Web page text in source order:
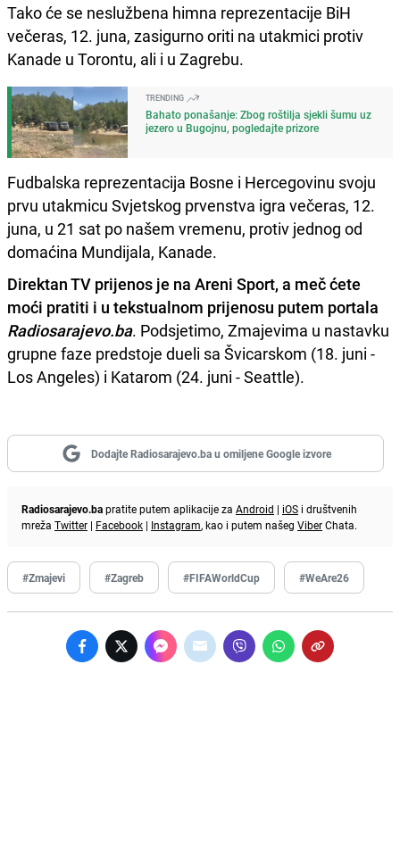
Tako će se neslužbena himna reprezentacije BiH
večeras, 12. juna, zasigurno oriti na utakmici protiv
Kanade u Torontu, ali i u Zagrebu.
TRENDING
Bahato ponašanje: Zbog roštilja sjekli šumu uz
jezero u Bugojnu, pogledajte prizore
Fudbalska reprezentacija Bosne i Hercegovinu svoju
prvu utakmicu Svjetskog prvenstva igra večeras, 12.
juna, u 21 sat po našem vremenu, protiv jednog od
domaćina Mundijala, Kanade.
Direktan TV prijenos je na Areni Sport, a meč ćete
moći pratiti i u tekstualnom prijenosu putem portala
Radiosarajevo.ba. Podsjetimo, Zmajevima u nastavku
grupne faze predstoje dueli sa Švicarskom (18. juni -
Los Angeles) i Katarom (24. juni - Seattle).
Dodajte Radiosarajevo.ba u omiljene Google izvore
Radiosarajevo.bapratite putem aplikacije za Android | iOS i društvenih
mreža Twitter | Facebook | Instagram, kao i putem našeg ViberChata.
#Zmajevi #Zagreb #FIFAWorldCup #WeAre26